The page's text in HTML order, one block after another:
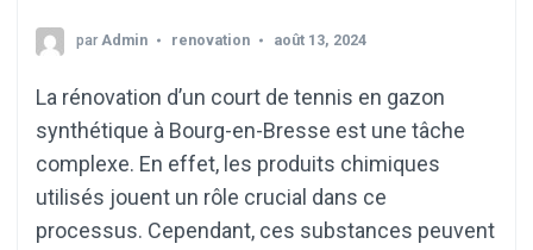
parAdmin renovation août 13, 2024
La rénovation d’un court de tennis en gazon
synthétique à Bourg-en-Bresse est une tâche
complexe. En effet, les produits chimiques
utilisés jouent un rôle crucial dans ce
processus. Cependant, ces substances peuvent